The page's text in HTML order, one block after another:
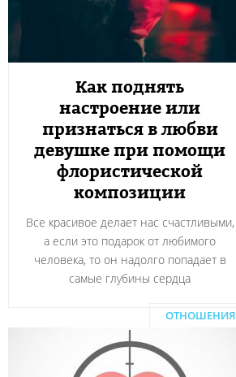
Как поднять
настроение или
признаться в любви
девушке при помощи
флористической
композиции
Все красивое делает нас счастливыми,
а если это подарок от любимого
человека, то он надолго попадает в
самые глубины сердца
ОТНОШЕНИЯ